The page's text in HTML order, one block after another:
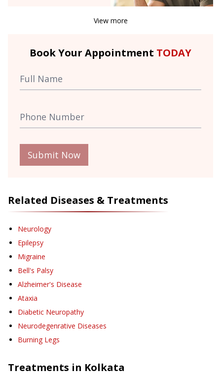
View more
Book Your Appointment TODAY
Submit Now
Related Diseases & Treatments
Neurology
Epilepsy
Migraine
Bell's Palsy
Alzheimer's Disease
Ataxia
Diabetic Neuropathy
Neurodegenrative Diseases
Burning Legs
Treatments in Kolkata